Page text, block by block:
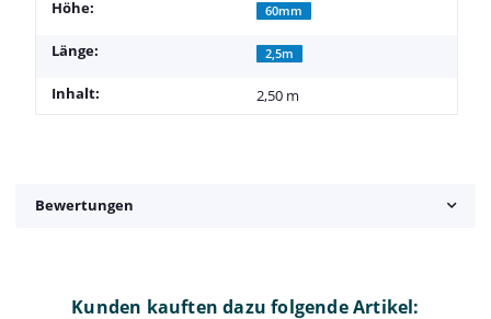
Höhe: 60mm
Länge: 2,5m
Inhalt: 2,50 m
Bewertungen
Kunden kauften dazu folgende Artikel: